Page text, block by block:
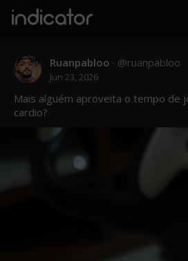
indicator
Ruanpabloo · @ruanpabloo
Jun 23, 2026
Mais alguém aproveita o tempo de
cardio?